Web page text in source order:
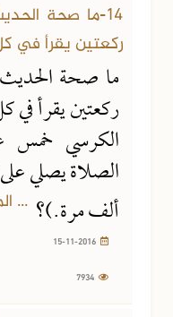
14-ما صحة
ركعتين يقرأ في
ما صحة
ركعتين يقرأ في
الكرسي خمس
الصلاة يصلي
ألف مرة.)؟ ...